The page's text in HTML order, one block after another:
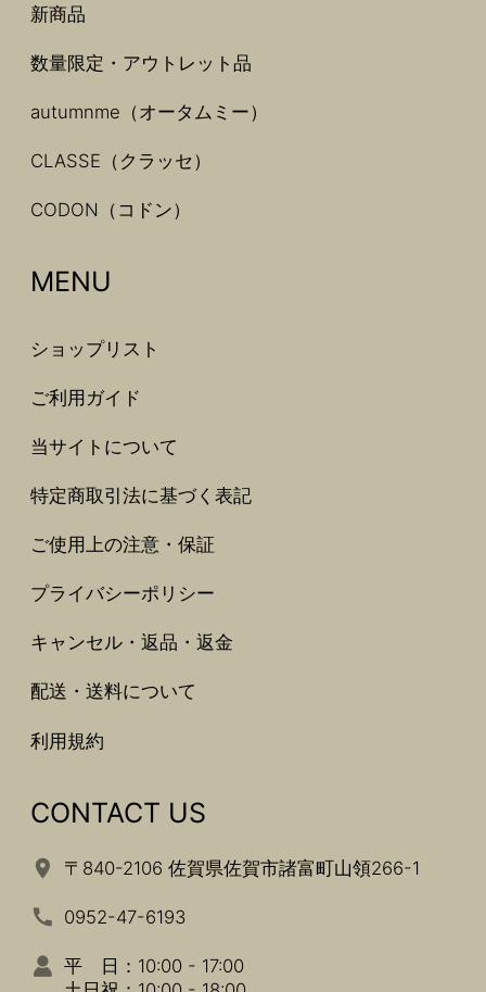
新商品
数量限定・アウトレット品
autumnme（オータムミー）
CLASSE（クラッセ）
CODON（コドン）
MENU
ショップリスト
ご利用ガイド
当サイトについて
特定商取引法に基づく表記
ご使用上の注意・保証
プライバシーポリシー
キャンセル・返品・返金
配送・送料について
利用規約
CONTACT US
〒840-2106 佐賀県佐賀市諸富町山領266-1
0952-47-6193
平 日：10:00 - 17:00